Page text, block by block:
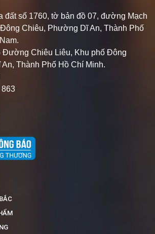
đất số 1760, tờ bản đồ 07, đường Mạch
Chiêu, Phường Dĩ An, Thành Phố
Đường Chiêu Liêu, Khu phố Đông
Thành Phố Hồ Chí Minh.
863